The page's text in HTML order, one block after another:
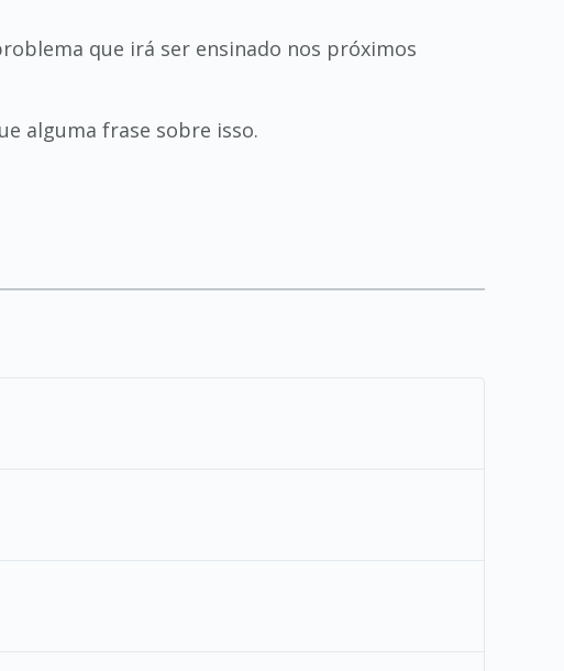
que irá ser ensinado nos próximos
alguma frase sobre isso.